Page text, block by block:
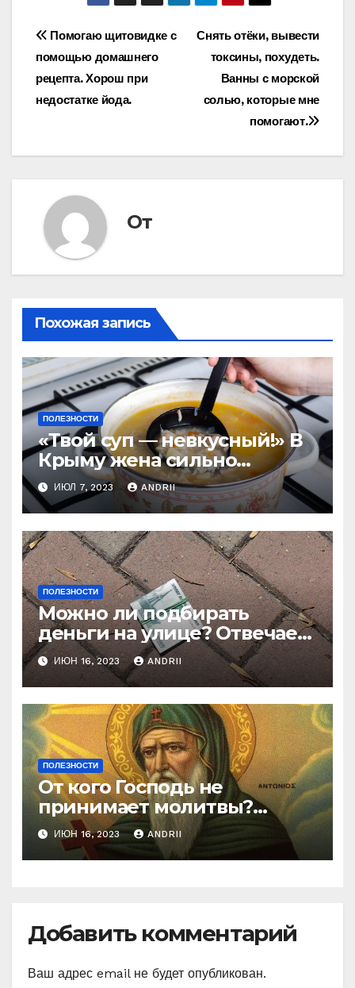
Навигация
по
записям
Снять отёки, вывести
токсины, похудеть.
Ванны с морской
солью, которые мне
помогают.
Помогаю щитовидке с
помощью домашнего
рецепта. Хорош при
недостатке йода.
От
Похожая запись
ПОЛЕЗНОСТИ
«Твой суп — невкусный!» В
Крыму жена сильно
наказала мужа за
нелестный отзыв о её
стряпне
ИЮЛ 7, 2023 ANDRII
ПОЛЕЗНОСТИ
Можно ли подбирать
деньги на улице? Отвечает
батюшка
ИЮН 16, 2023 ANDRII
ПОЛЕЗНОСТИ
От кого Господь не
принимает молитвы?
Неожиданные слова
Ефрема Сирина
ИЮН 16, 2023 ANDRII
Добавить комментарий
Ваш адрес email не будет опубликован.